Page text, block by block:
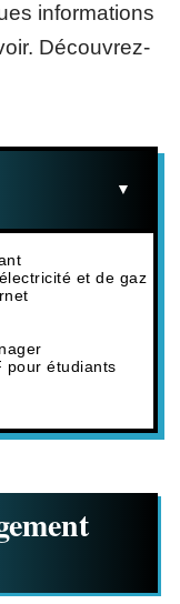
informations
Découvrez-
et de gaz
pour étudiants